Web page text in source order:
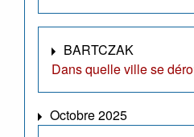
BARTCZAK
Dans quelle ville se
Octobre 2025